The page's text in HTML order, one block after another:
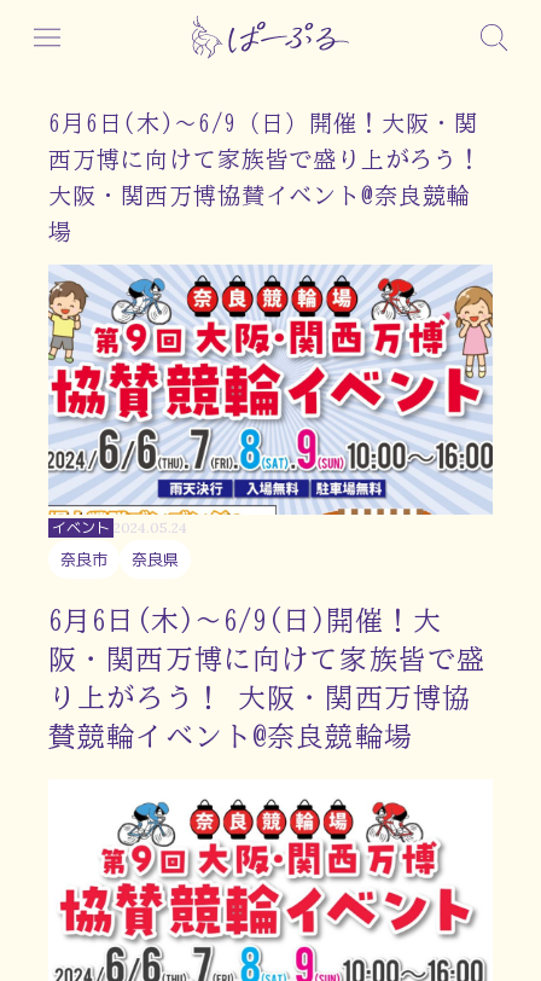
6月6日(木)～6/9（日）開催！大阪・関
西万博に向けて家族皆で盛り上がろう！
大阪・関西万博協賛イベント@奈良競輪
場
イベント 2024.05.24
奈良市 奈良県
6月6日(木)～6/9(日)開催！大
阪・関西万博に向けて家族皆で盛
り上がろう！ 大阪・関西万博協
賛競輪イベント@奈良競輪場